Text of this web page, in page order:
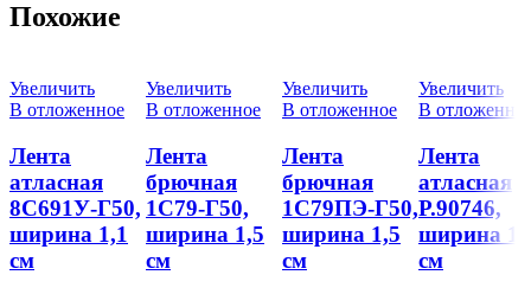
Похожие
Увеличить
В отложенное
Лента
атласная
8С691У-Г50,
ширина 1,1
см
Увеличить
В отложенное
Лента
брючная
1С79-Г50,
ширина 1,5
см
Увеличить
В отложенное
Лента
брючная
1С79ПЭ-Г50,
ширина 1,5
см
Увеличить
В
Лента
атласная
Р.90746,
ширина
см